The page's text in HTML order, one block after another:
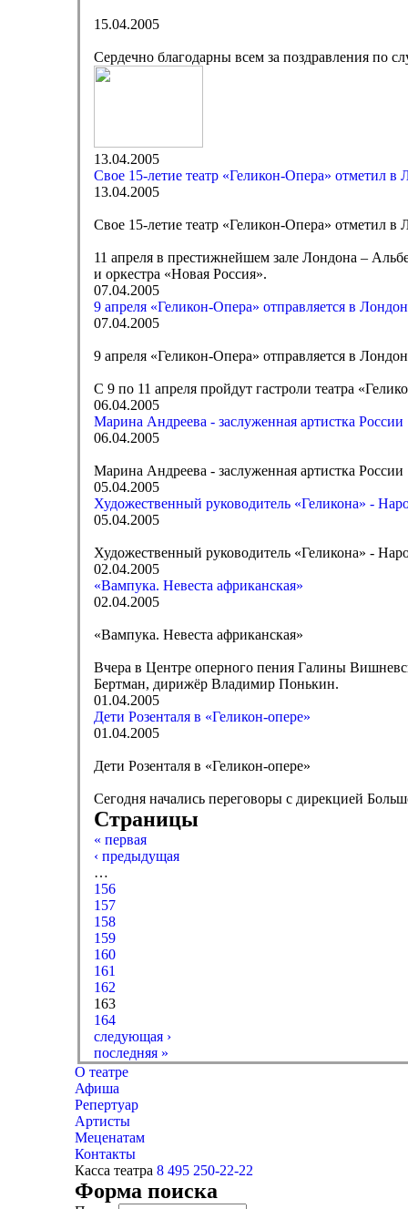
15.04.2005
Сердечно благодарны всем за поздравления по
13.04.2005
Свое 15-летие театр «Геликон-Опера» отметил в
13.04.2005
Свое 15-летие театр «Геликон-Опера» отметил в
11 апреля в престижнейшем зале Лондона –
и оркестра «Новая Россия».
07.04.2005
9 апреля «Геликон-Опера» отправляется в Лондон
07.04.2005
9 апреля «Геликон-Опера» отправляется в Лондон
С 9 по 11 апреля пройдут гастроли театра
06.04.2005
Марина Андреева - заслуженная артистка России
06.04.2005
Марина Андреева - заслуженная артистка России
05.04.2005
Художественный руководитель «Геликона» -
05.04.2005
Художественный руководитель «Геликона» -
02.04.2005
«Вампука. Невеста африканская»
02.04.2005
«Вампука. Невеста африканская»
Вчера в Центре оперного пения Галины
Бертман, дирижёр Владимир Понькин.
01.04.2005
Дети Розенталя в «Геликон-опере»
01.04.2005
Дети Розенталя в «Геликон-опере»
Сегодня начались переговоры с дирекцией
Страницы
« первая
‹ предыдущая
…
156
157
158
159
160
161
162
163
164
следующая ›
последняя »
О театре
Афиша
Репертуар
Артисты
Меценатам
Контакты
Касса театра 8 495 250-22-22
Форма поиска